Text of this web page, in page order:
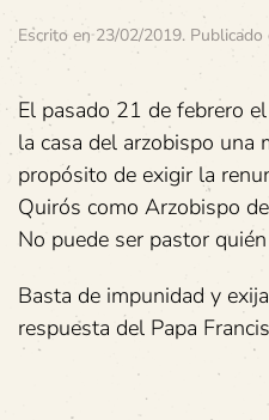
Escrito en23/02/2019. Publicado
El pasado 21 de febrero
la casa del arzobispo una
propósito de exigir la
Quirós como Arzobispo
No puede ser pastor
Basta de impunidad y
respuesta del Papa